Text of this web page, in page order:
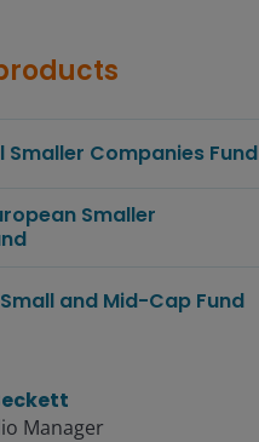
Smaller Companies Fund
Smaller
and Mid-Cap Fund
Manager